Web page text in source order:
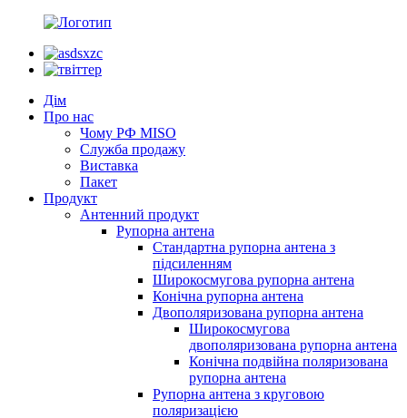
Дім
Про нас
Чому РФ MISO
Служба продажу
Виставка
Пакет
Продукт
Антенний продукт
Рупорна антена
Стандартна рупорна антена з
підсиленням
Широкосмугова рупорна антена
Конічна рупорна антена
Двополяризована рупорна антена
Широкосмугова
двополяризована рупорна антена
Конічна подвійна поляризована
рупорна антена
Рупорна антена з круговою
поляризацією